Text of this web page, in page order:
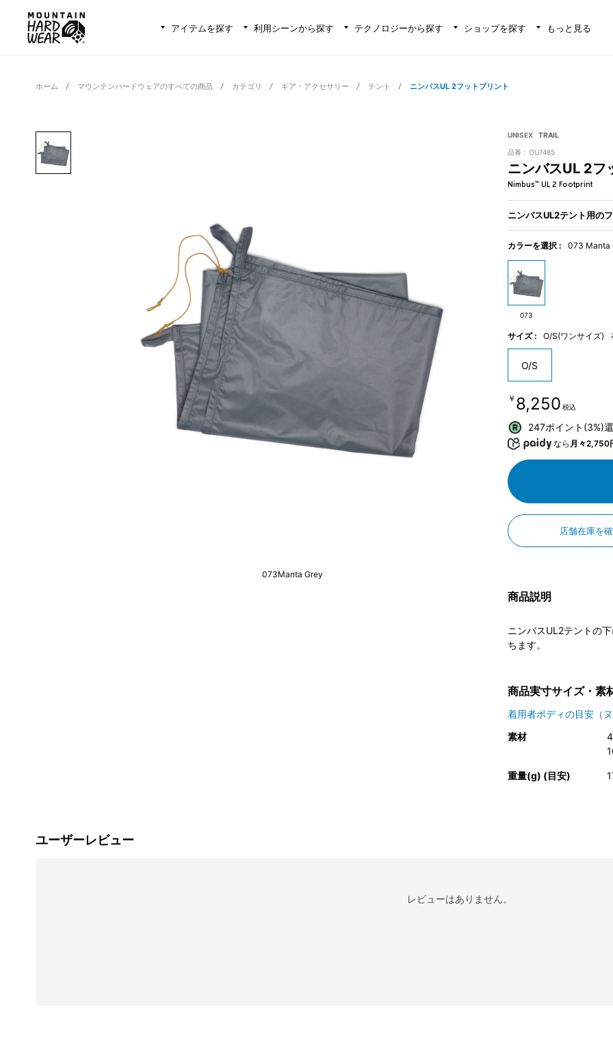
アイテムを探す 利用シーンから探す テクノロジーから探す ショップを探す もっと見る
ホーム マウンテンハードウェアのすべての商品 カテゴリ ギア・アクセサリー テント ニンバスUL 2フットプリント
073Manta Grey
UNISEX TRAIL
品番 : OU7485
ニンバスUL 2フ
Nimbus™ UL 2 Footprint
ニンバスUL2テント用の
カラーを選択 : 073 Manta
073
サイズ : O/S(ワンサイズ)
O/S
￥8,250 税込
247ポイント(3%)
なら 月々2,750
店舗在庫を
商品説明
ニンバスUL2テントの
ちます。
商品実寸サイズ・素
着用者ボディの目安（
素材
重量(g) (目安)
ユーザーレビュー
レビューはありません。